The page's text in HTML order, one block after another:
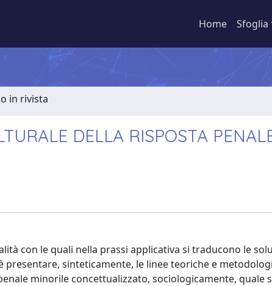
Home Sfoglia
in rivista
DELLA RISPOSTA
con le quali nella prassi applicativa si traducono le
presentare, sinteticamente, le linee teoriche e
minorile concettualizzato, sociologicamente, quale